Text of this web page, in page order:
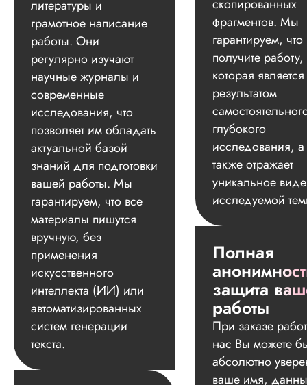
литературы и
грамотное написание
работы. Они
регулярно изучают
научные журналы и
современные
исследования, что
позволяет им обладать
актуальной базой
знаний для подготовки
вашей работы. Мы
гарантируем, что все
материалы пишутся
вручную, без
применения
искусственного
интеллекта (ИИ) или
автоматизированных
систем генерации
текста.
скопированных
фрагментов. Мы
гарантируем,
получите работу,
которая является
результатом
глубокого
исследования, а
также отражает
уникальное
исследуемой
Полная
защита
работы
При заказе
нас Вы можете
абсолютно
ваше имя,